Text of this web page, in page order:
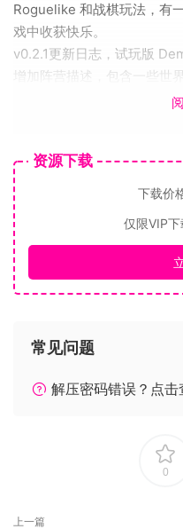
Roguelike 和战棋玩法，有
戏中收获快乐。
v0.2.1更新日志，试玩版
增加阵营描述，包含一些世
经验提升增加，能更早解锁
少量平衡性数值调整
肉鸽，战棋和二次元科幻
《天体计划》是一款
事背景下的启航之作。
2069年，来自太空的未知外
内造成全球主要城市一半以
五艘能繁衍文明的巨型星舰
指挥角色保卫飞船
玩家选择指挥人革联、白熊
卫五艘巨型星舰飞船的完工
地图上发生，指挥角色充分
资源下载
下载价
仅限VIP下
常见问题
解压密码错误？点击
0
上一篇